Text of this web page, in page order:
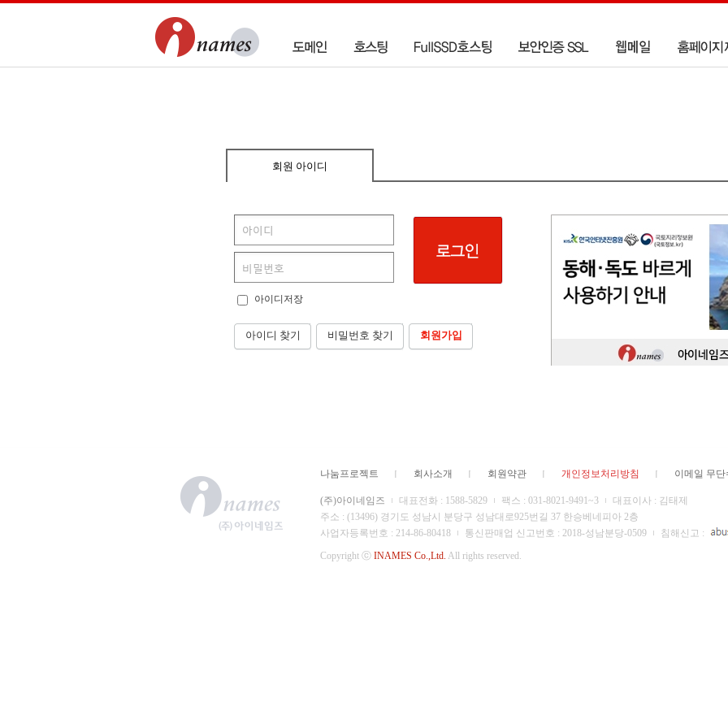
회원 아이디
아이디저장
아이디 찾기 비밀번호 찾기 회원가입
나눔프로젝트 회사소개 회원약관 개인정보처리방침 이메일 무단
(주)아이네임즈 대표전화 : 1588-5829 팩스 : 031-8021-9491~3
대표이사 : 김태제
주소 : (13496) 경기도 성남시 분당구 성남대로925번길 37 한승베네피아 2층
사업자등록번호 : 214-86-80418
통신판매업 신고번호 : 2018-성남분당-0509 침해신고 :
Copyright ⓒ INAMES Co.,Ltd. All rights reserved.